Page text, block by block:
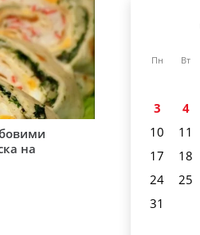
на
Пн Вт
3
4
10
11
17
18
24
25
31